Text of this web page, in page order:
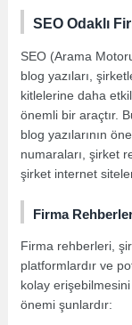
SEO Odaklı
SEO (Arama
blog yazıları,
kitlelerine daha
önemli bir araçtır.
blog yazılarının
numaraları, şirket
şirket internet
Firma
Firma rehberleri,
platformlardır ve
kolay
önemi şunlardır: